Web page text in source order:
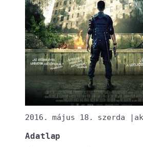
2016. május 18. szerda |
Adatlap